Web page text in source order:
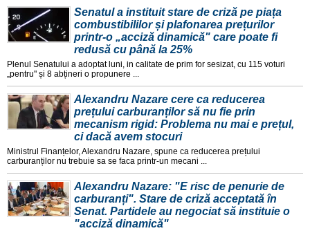
Senatul a instituit stare de criză pe piața
combustibililor și plafonarea prețurilor
printr-o „acciză dinamică" care poate fi
redusă cu până la 25%
Plenul Senatului a adoptat luni, in calitate de prim for sesizat, cu 115 voturi
„pentru" și 8 abțineri o propunere ...
Alexandru Nazare cere ca reducerea
prețului carburanților să nu fie prin
mecanism rigid: Problema nu mai e prețul,
ci dacă avem stocuri
Ministrul Finanțelor, Alexandru Nazare, spune ca reducerea prețului
carburanților nu trebuie sa se faca printr-un mecani ...
Alexandru Nazare: "E risc de penurie de
carburanți". Stare de criză acceptată în
Senat. Partidele au negociat să instituie o
"acciză dinamică"